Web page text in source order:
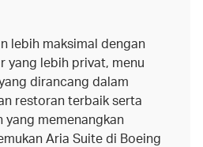
lebih maksimal dengan
yang lebih privat, menu
dirancang dalam
restoran terbaik serta
yang memenangkan
Aria Suite di Boeing